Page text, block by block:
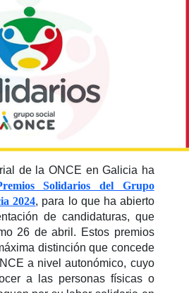
de la ONCE en Galicia ha
Solidarios del Grupo
2024, para lo que ha abierto
de candidaturas, que
26 de abril. Estos premios
distinción que concede
a nivel autonómico, cuyo
a las personas físicas o